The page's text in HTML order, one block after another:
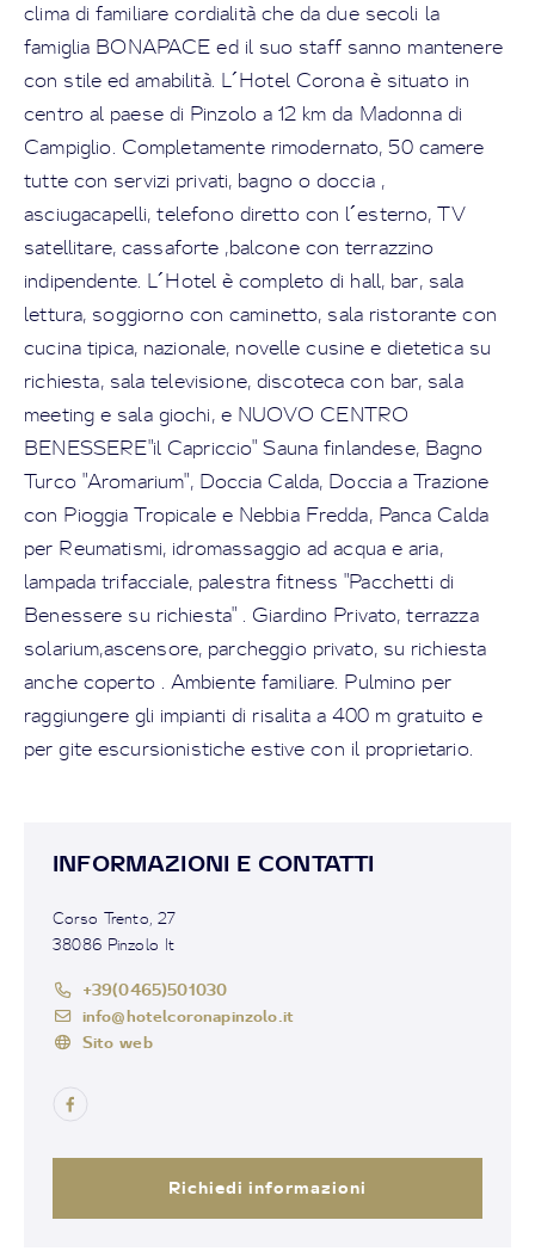
clima di familiare cordialità che da due secoli la
famiglia BONAPACE ed il suo staff sanno mantenere
con stile ed amabilità. L´Hotel Corona è situato in
centro al paese di Pinzolo a 12 km da Madonna di
Campiglio. Completamente rimodernato, 50 camere
tutte con servizi privati, bagno o doccia ,
asciugacapelli, telefono diretto con l´esterno, TV
satellitare, cassaforte ,balcone con terrazzino
indipendente. L´Hotel è completo di hall, bar, sala
lettura, soggiorno con caminetto, sala ristorante con
cucina tipica, nazionale, novelle cusine e dietetica su
richiesta, sala televisione, discoteca con bar, sala
meeting e sala giochi, e NUOVO CENTRO
BENESSERE"il Capriccio" Sauna finlandese, Bagno
Turco "Aromarium", Doccia Calda, Doccia a Trazione
con Pioggia Tropicale e Nebbia Fredda, Panca Calda
per Reumatismi, idromassaggio ad acqua e aria,
lampada trifacciale, palestra fitness "Pacchetti di
Benessere su richiesta" . Giardino Privato, terrazza
solarium,ascensore, parcheggio privato, su richiesta
anche coperto . Ambiente familiare. Pulmino per
raggiungere gli impianti di risalita a 400 m gratuito e
per gite escursionistiche estive con il proprietario.
INFORMAZIONI E CONTATTI
Corso Trento, 27
38086 Pinzolo It
+39(0465)501030
info@hotelcoronapinzolo.it
Sito web
Richiedi informazioni